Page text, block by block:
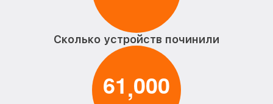
Сколько устройств починили
61,000